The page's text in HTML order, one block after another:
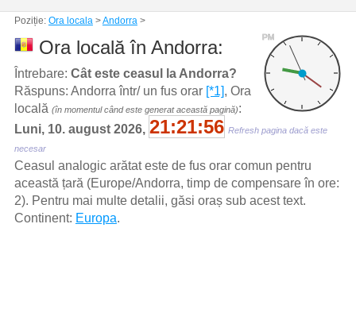
Poziție: Ora locala>Andorra>
PM
Ora locală în Andorra:
Întrebare: Cât este ceasul la Andorra?
Răspuns: Andorra într/ un fus orar [*1], Ora
locală (în momentul când este generat această pagină):
Luni, 10. august 2026, 21:21:56 Refresh pagina dacă este
necesar
Ceasul analogic arătat este de fus orar comun pentru
această țară (Europe/Andorra, timp de compensare în ore:
2). Pentru mai multe detalii, găsi oraș sub acest text.
Continent: Europa.